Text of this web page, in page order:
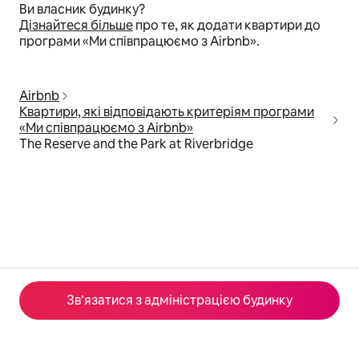
Зв’язатися з адміністрацією будинку
Ви власник будинку?
Дізнайтеся більшепро те, як додати квартири до
програми «Ми співпрацюємо з Airbnb».
Airbnb
Квартири, які відповідають критеріям програми
«Ми співпрацюємо з Airbnb»
The Reserve and the Park at Riverbridge